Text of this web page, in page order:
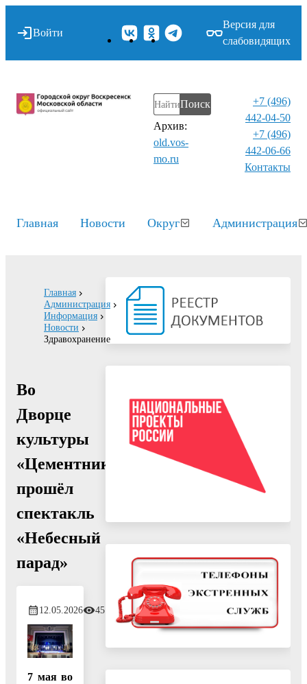
Войти
Версия для
слабовидящих
Поиск
Архив:
old.vos-
mo.ru
+7 (496)
442-04-50
+7 (496)
442-06-66
Контакты⁠
Главная Новости Округ Администрация
Главная
Администрация
Информация
Новости
Здравохранение
Во
Дворце
культуры
«Цементник»
прошёл
спектакль
«Небесный
парад»
12.05.2026 45
7 мая во